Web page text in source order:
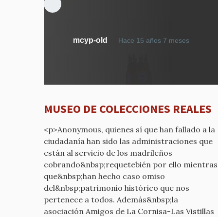
mcyp-old Hace 15 años 7 mesesEn
DE
REALES
mcyp-
old
MUSEO DE COLECCIONES REALES
<p>Anonymous, quienes sí que han fallado a la
ciudadanía han sido las administraciones que
están al servicio de los madrileños
cobrando&nbsp;requetebién por ello mientras
que&nbsp;han hecho caso omiso
del&nbsp;patrimonio histórico que nos
pertenece a todos. Además&nbsp;la
asociación Amigos de La Cornisa-Las Vistillas